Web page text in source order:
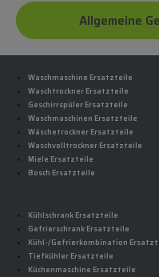
Allgemeine
Waschmaschine Ersatzteile
Waschtrockner Ersatzteile
Geschirrspüler Ersatzteile
Waschmaschinen Ersatzteile
Wäschetrockner Ersatzteile
Waschvolltrockner Ersatzteile
Miele Ersatzteile
Bosch Ersatzteile
Kühlschrank Ersatzteile
Gefrierschrank Ersatzteile
Kühl-/Gefrierkombination
Tiefkühler Ersatzteile
Küchenmaschine Ersatzteile